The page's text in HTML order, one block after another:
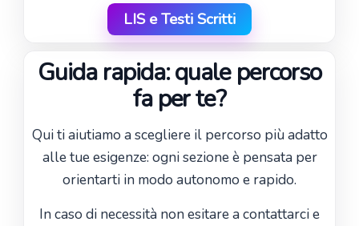
LIS e Testi Scritti
Guida rapida: quale percorso
fa per te?
Qui ti aiutiamo a scegliere il percorso più adatto
alle tue esigenze: ogni sezione è pensata per
orientarti in modo autonomo e rapido.
In caso di necessità non esitare a contattarci e